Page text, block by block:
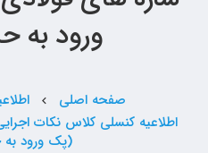
ورود به
صفحه اصلی chevron_left
(پک ورود به